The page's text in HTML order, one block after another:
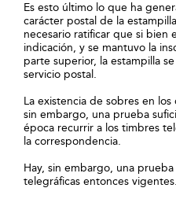
Es esto último lo que ha
carácter postal de la
necesario ratificar que si bien
indicación, y se mantuvo la
parte superior, la estampilla
servicio postal.
La existencia de sobres en
sin embargo, una prueba
época recurrir a los timbres
la correspondencia.
Hay, sin embargo, una
telegráficas entonces vigentes.